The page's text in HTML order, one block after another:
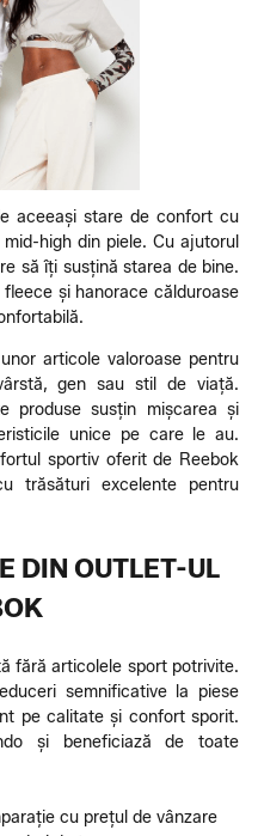
aceeași stare de confort cu
high din piele. Cu ajutorul
să îți susțină starea de bine.
și hanorace călduroase
articole valoroase pentru
gen sau stil de viață.
produse susțin mișcarea și
unice pe care le au.
sportiv oferit de Reebok
trăsături excelente pentru
DIN OUTLET-UL
fără articolele sport potrivite.
semnificative la piese
pe calitate și confort sporit.
și beneficiază de toate
cu prețul de vânzare